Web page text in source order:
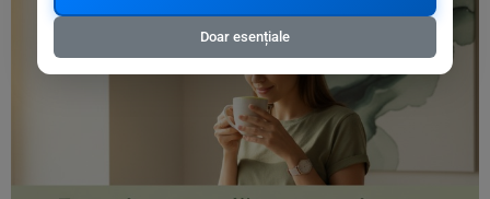
Doar esențiale